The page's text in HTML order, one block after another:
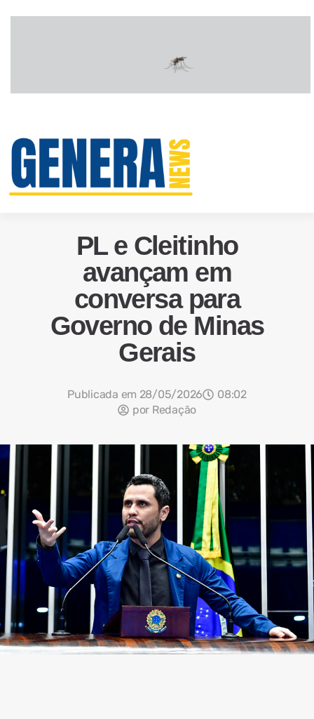
PL e Cleitinho
avançam em
conversa para
Governo de Minas
Gerais
Publicada em 28/05/2026
08:02
por Redação